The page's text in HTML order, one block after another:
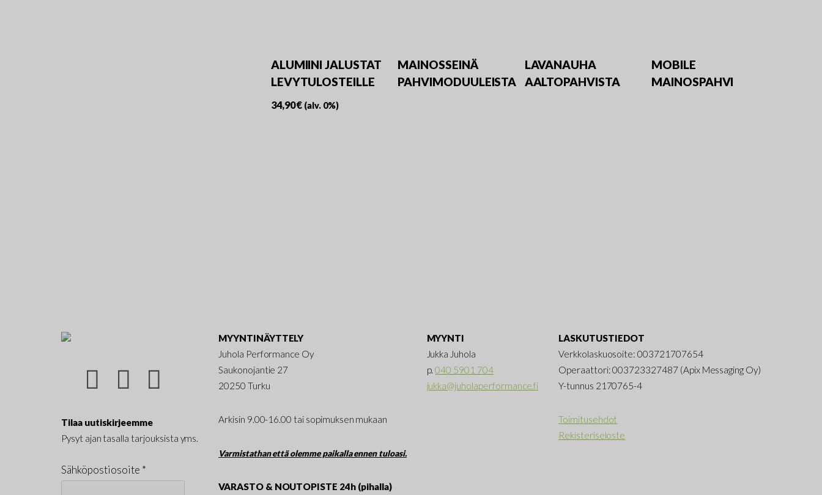
ALUMIINI JALUSTAT
LEVYTULOSTEILLE
34,90€ (alv. 0%)
MAINOSSEINÄ
PAHVIMODUULEISTA
LAVANAUHA
AALTOPAHVISTA
MOBILE
MAINOSPAHVI
Tilaa uutiskirjeemme
Pysyt ajan tasalla tarjouksista yms.
Sähköpostiosoite *
MYYNTINÄYTTELY
Juhola Performance Oy
Saukonojantie 27
20250 Turku
Arkisin 9.00-16.00 tai sopimuksen mukaan
Varmistathan että olemme paikalla ennen tuloasi.
VARASTO & NOUTOPISTE 24h (pihalla)
MYYNTI
Jukka Juhola
p.040 5901 704
jukka@juholaperformance.fi
LASKUTUSTIEDOT
Verkkolaskuosoite: 003721707654
Operaattori: 003723327487 (Apix Messaging Oy)
Y-tunnus 2170765-4
Toimitusehdot
Rekisteriseloste